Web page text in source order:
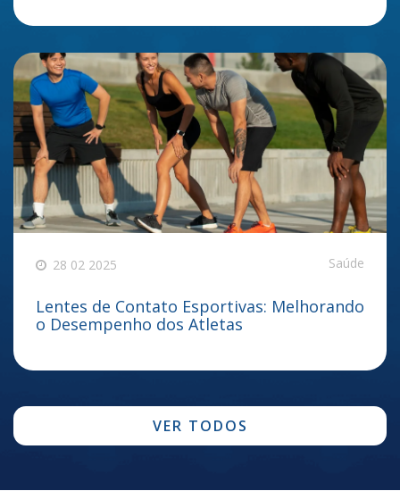
28 02 2025 Saúde
Lentes de Contato Esportivas: Melhorando
o Desempenho dos Atletas
VER TODOS